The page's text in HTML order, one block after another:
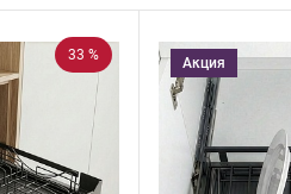
33 % Акция